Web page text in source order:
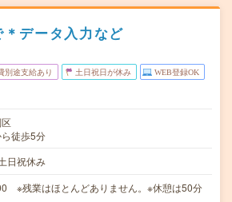
データ入力など
別途支給あり 土日祝日が休み WEB登録OK
徒歩5分
日祝休み
※残業はほとんどありません。※休憩は50分